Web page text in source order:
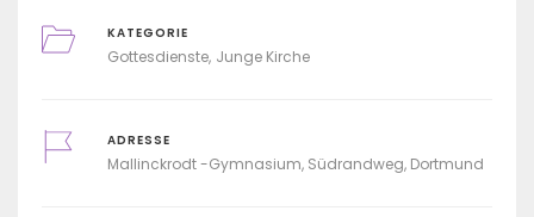
KATEGORIE
Gottesdienste Junge Kirche
ADRESSE
Mallinckrodt -Gymnasium, Südrandweg, Dortmund